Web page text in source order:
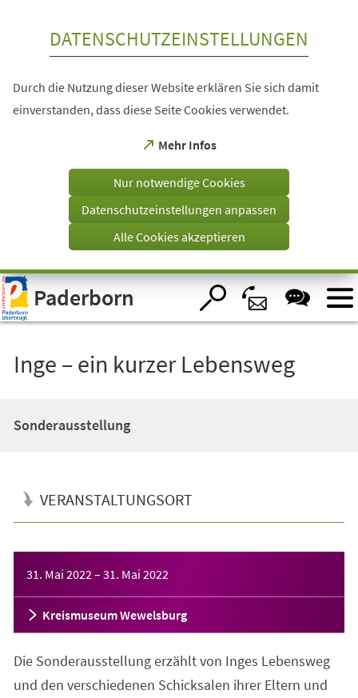
Visuelle
Assistenzsoftware
öffnen.
DATENSCHUTZEINSTELLUNGEN
Durch die Nutzung dieser Website erklären Sie sich damit
einverstanden, dass diese Seite Cookies verwendet.
Mehr Infos
(Öffnet
einem
Tab)
Nur notwendige Cookies
Datenschutzeinstellungen anpassen
Alle Cookies akzeptieren
Paderborn
Inge – ein kurzer Lebensweg
Sonderausstellung
VERANSTALTUNGSORT
31. Mai 2022 – 31. Mai 2022
Kreismuseum Wewelsburg
Die Sonderausstellung erzählt von Inges Lebensweg
und den verschiedenen Schicksalen ihrer Eltern und